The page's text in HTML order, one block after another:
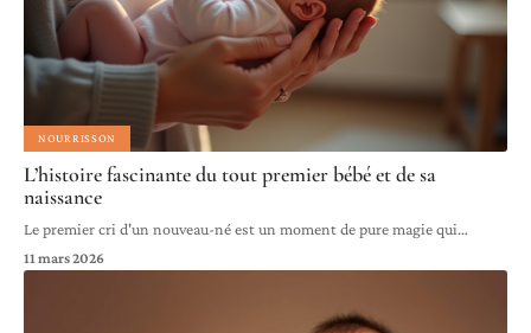
NOURRISSON
L’histoire fascinante du tout premier bébé et de sa
naissance
Le premier cri d'un nouveau-né est un moment de pure magie qui…
11 mars 2026